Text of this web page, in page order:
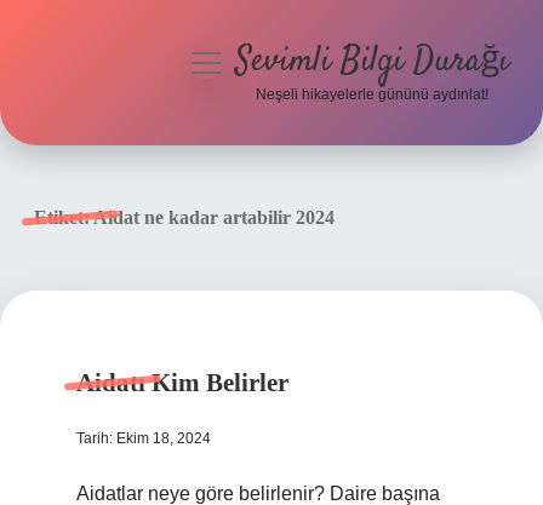
menüyüSevimli Bilgi Durağı
Neşeli hikayelerle gününü aydınlat!
Etiket:Aidat ne kadar artabilir 2024
Aidatı Kim Belirler
Tarih: Ekim 18, 2024
Aidatlar neye göre belirlenir? Daire başına